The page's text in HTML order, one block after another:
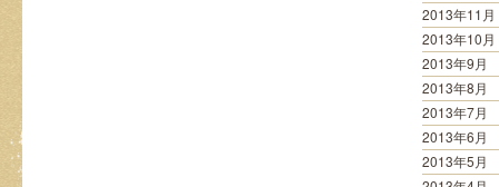
2013年11月
2013年10月
2013年9月
2013年8月
2013年7月
2013年6月
2013年5月